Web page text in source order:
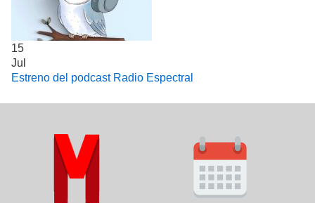
15
Jul
Estreno del podcast Radio Espectral